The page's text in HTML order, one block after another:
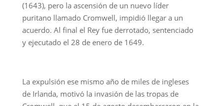
(1643), pero la ascensión de un nuevo líder
puritano llamado Cromwell, impidió llegar a un
acuerdo. Al final el Rey fue derrotado, sentenciado
y ejecutado el 28 de enero de 1649.
La expulsión ese mismo año de miles de ingleses
de Irlanda, motivó la invasión de las tropas de